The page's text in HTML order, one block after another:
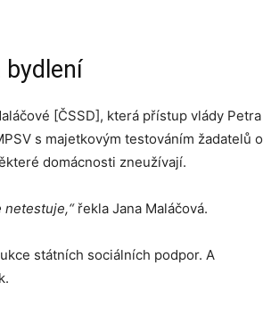
[ČSSD], která přístup vlády Petra
s majetkovým testováním žadatelů o
domácnosti zneužívají.
netestuje,“řekla Jana Maláčová.
státních sociálních podpor. A